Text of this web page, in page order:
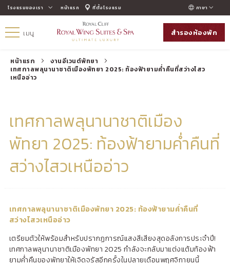
โรงแรมของเรา หน้าแรก ที่ตั้งโรงแรม ภาษา
ENGLISH
ภาษาไทย
한국인
เมนู สำรองห้องพัก
หน้าแรก
งานอีเวนต์พัทยา
เทศกาลพลุนานาชาติเมืองพัทยา 2025: ท้องฟ้ายามค่ำคืนที่สว่างไสว
เหนืออ่าว
เทศกาลพลุนานาชาติเมือง
พัทยา 2025: ท้องฟ้ายามค่ำคืนที่
สว่างไสวเหนืออ่าว
เทศกาลพลุนานาชาติเมืองพัทยา 2025: ท้องฟ้ายามค่ำคืนที่
สว่างไสวเหนืออ่าว
เตรียมตัวให้พร้อมสำหรับปรากฏการณ์แสงสีเสียงสุดอลังการประจำปี!
เทศกาลพลุนานาชาติเมืองพัทยา 2025 กำลังจะกลับมาแต่งแต้มท้องฟ้า
ยามค่ำคืนของพัทยาให้เจิดจรัสอีกครั้งในปลายเดือนพฤศจิกายนนี้